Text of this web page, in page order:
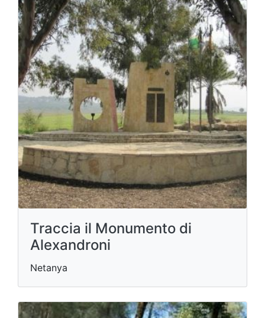
Traccia il Monumento di
Alexandroni
Netanya